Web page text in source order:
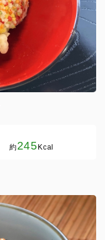
約245 Kcal